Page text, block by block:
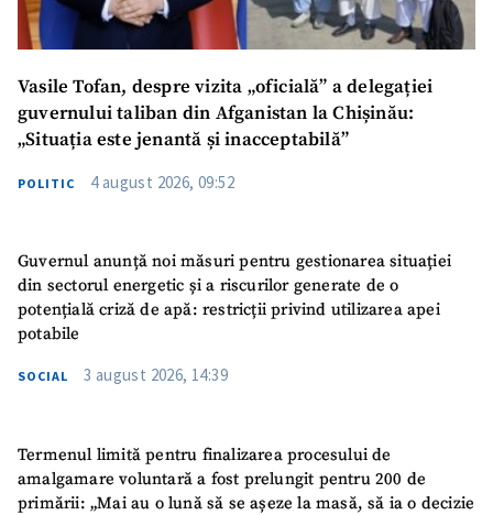
Vasile Tofan, despre vizita „oficială” a delegației
guvernului taliban din Afganistan la Chișinău:
„Situația este jenantă și inacceptabilă”
POLITIC 4 august 2026, 09:52
Guvernul anunță noi măsuri pentru gestionarea situației
din sectorul energetic și a riscurilor generate de o
potențială criză de apă: restricții privind utilizarea apei
potabile
SOCIAL 3 august 2026, 14:39
Termenul limită pentru finalizarea procesului de
amalgamare voluntară a fost prelungit pentru 200 de
primării: „Mai au o lună să se așeze la masă, să ia o decizie